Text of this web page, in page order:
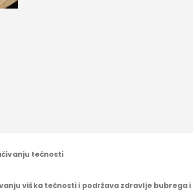
tečnosti
viška tečnosti i podržava zdravlje bubrega